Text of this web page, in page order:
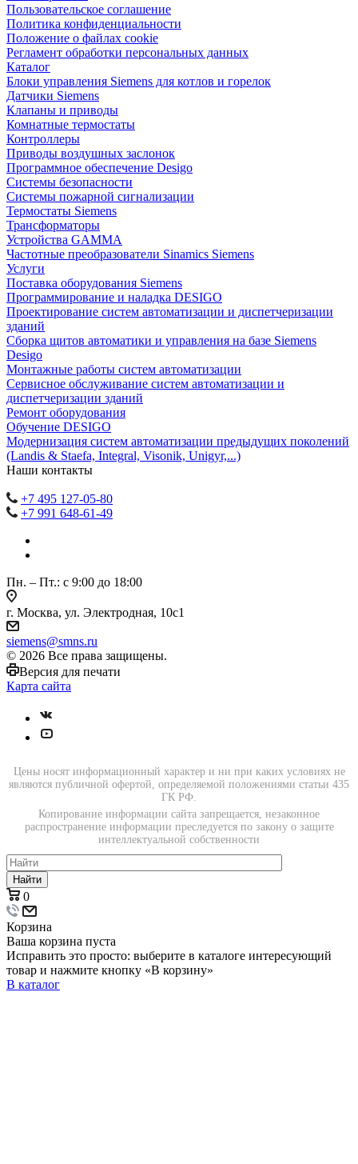
Пользовательское соглашение
Политика конфиденциальности
Положение о файлах cookie
Регламент обработки персональных данных
Каталог
Блоки управления Siemens для котлов и горелок
Датчики Siemens
Клапаны и приводы
Комнатные термостаты
Контроллеры
Приводы воздушных заслонок
Программное обеспечение Desigo
Системы безопасности
Системы пожарной сигнализации
Термостаты Siemens
Трансформаторы
Устройства GAMMA
Частотные преобразователи Sinamics Siemens
Услуги
Поставка оборудования Siemens
Программирование и наладка DESIGO
Проектирование систем автоматизации и диспетчеризации
зданий
Сборка щитов автоматики и управления на базе Siemens
Desigo
Монтажные работы систем автоматизации
Сервисное обслуживание систем автоматизации и
диспетчеризации зданий
Ремонт оборудования
Обучение DESIGO
Модернизация систем автоматизации предыдущих поколений
(Landis & Staefa, Integral, Visonik, Unigyr,...)
Наши контакты
+7 495 127-05-80
+7 991 648-61-49
Пн. – Пт.: с 9:00 до 18:00
г. Москва, ул. Электродная, 10с1
siemens@smns.ru
© 2026 Все права защищены.
Версия для печати
Карта сайта
Цены носят информационный характер и ни при каких условиях не
являются публичной офертой, определяемой положениями статьи 435
ГК РФ.
Копирование информации сайта запрещается, незаконное
распространение информации преследуется по закону о защите
интеллектуальной собственности
Найти
0
Корзина
Ваша корзина пуста
Исправить это просто: выберите в каталоге интересующий
товар и нажмите кнопку «В корзину»
В каталог